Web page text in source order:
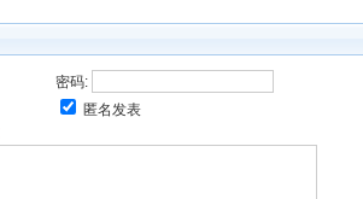
密码:
匿名发表